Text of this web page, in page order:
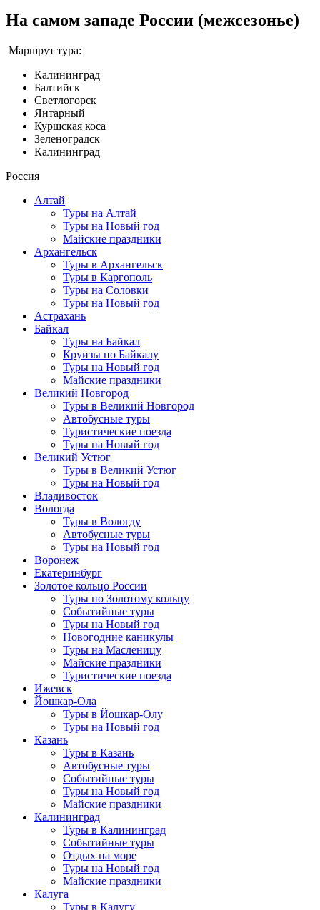
На самом западе России (межсезонье)
Маршрут тура:
Калининград
Балтийск
Светлогорск
Янтарный
Куршская коса
Зеленоградск
Калининград
Россия
Алтай
Туры на Алтай
Туры на Новый год
Майские праздники
Архангельск
Туры в Архангельск
Туры в Каргополь
Туры на Соловки
Туры на Новый год
Астрахань
Байкал
Туры на Байкал
Круизы по Байкалу
Туры на Новый год
Майские праздники
Великий Новгород
Туры в Великий Новгород
Автобусные туры
Туристические поезда
Туры на Новый год
Великий Устюг
Туры в Великий Устюг
Туры на Новый год
Владивосток
Вологда
Туры в Вологду
Автобусные туры
Туры на Новый год
Воронеж
Екатеринбург
Золотое кольцо России
Туры по Золотому кольцу
Событийные туры
Туры на Новый год
Новогодние каникулы
Туры на Масленицу
Майские праздники
Туристические поезда
Ижевск
Йошкар-Ола
Туры в Йошкар-Олу
Туры на Новый год
Казань
Туры в Казань
Автобусные туры
Событийные туры
Туры на Новый год
Майские праздники
Калининград
Туры в Калининград
Событийные туры
Отдых на море
Туры на Новый год
Майские праздники
Калуга
Туры в Калугу